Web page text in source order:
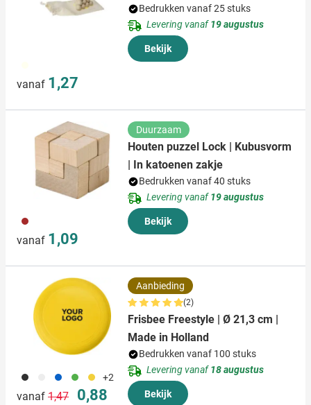
vanaf 1,27
Bedrukken vanaf 25 stuks
Levering vanaf19 augustus
Bekijk
011
vanaf 1,09
Duurzaam
Houten puzzel Lock | Kubusvorm
| In katoenen zakje
Bedrukken vanaf 40 stuks
Levering vanaf19 augustus
Bekijk
001 037 004 006 +2
vanaf Normale prijs
1,47 Speciale prijs
0,88
Aanbieding
(2)
Frisbee Freestyle | Ø 21,3 cm |
Made in Holland
Bedrukken vanaf 100 stuks
Levering vanaf18 augustus
Bekijk